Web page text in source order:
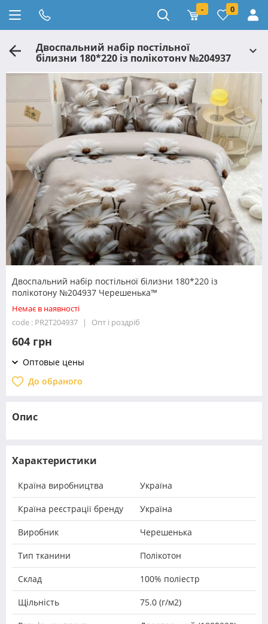
- 0
Двоспальний набір постільної
білизни 180*220 із полікотону №204937
Двоспальний набір постільної білизни 180*220 із
полікотону №204937 Черешенька™
Немає в наявності
code : PR2T204937
Опт і роздріб
604 грн
Оптовые цены
До обраного
Опис
Характеристики
Країна виробництва Україна
Країна реєстрації бренду Україна
Виробник Черешенька
Тип тканини Полікотон
Склад 100% поліестр
Щільність 75.0 (г/м2)